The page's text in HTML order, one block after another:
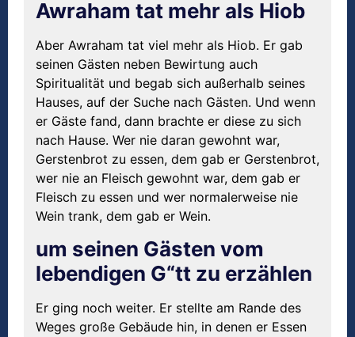
Awraham tat mehr als Hiob
Aber Awraham tat viel mehr als Hiob. Er gab
seinen Gästen neben Bewirtung auch
Spiritualität und begab sich außerhalb seines
Hauses, auf der Suche nach Gästen. Und wenn
er Gäste fand, dann brachte er diese zu sich
nach Hause. Wer nie daran gewohnt war,
Gerstenbrot zu essen, dem gab er Gerstenbrot,
wer nie an Fleisch gewohnt war, dem gab er
Fleisch zu essen und wer normalerweise nie
Wein trank, dem gab er Wein.
um seinen Gästen vom
lebendigen G“tt zu erzählen
Er ging noch weiter. Er stellte am Rande des
Weges große Gebäude hin, in denen er Essen